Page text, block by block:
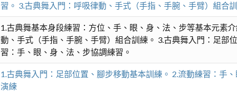
習。 3.古典舞入門：呼吸律動、手式（手指、手腕、手臂）組合
1.古典舞基本身段練習：方位、手、眼、身、法、步等基本元素
動、手式（手指、手腕、手臂）組合訓練。 3.古典舞入門：足部
習：手、眼、身、法、步協調練習。
1.古典舞入門：足部位置、腳步移動基本訓練。 2.流動練習：手
演練